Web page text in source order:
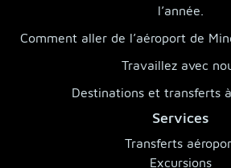
l’année.
Comment aller de l’aéroport de
Travaillez avec
Destinations et transferts
Services
Transferts
Excursions